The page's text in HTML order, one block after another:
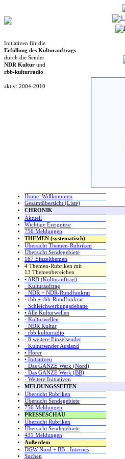
Initiativen für die
Erfüllung des Kulturauftrags
durch die Sender
NDR Kultur und
rbb-kulturradio
aktiv: 2004-2010
Home: Willkommen
Gesamtübersicht (Liste)
CHRONIK
Aktuell
Wichtige Ereignisse
756 Meldungen
THEMEN (systematisch)
Übersicht Themen-Rubriken
Übersicht Sendegebiete
167 Einzelthemen
4 Themen-Rubriken mit
13 Themenbereichen
• ARD (Kulturauftrag)
· Kulturauftrag
· NDR + NDR-Rundfunkrat
· rbb + rbb-Rundfunkrat
· Schleichwerbungsdebatte
• Alle Kulturwellen
· Kulturwellen
· NDR Kultur
· rbb kulturradio
· 8 weitere Einzelsender
· Kultursender Ausland
• Hörer
• Initiativen
· Das GANZE Werk (Nord)
· Das GANZE Werk (BB)
· Weitere Initiativen
MELDUNGSSEITEN
Übersicht Rubriken
Übersicht Sendegebiete
756 Meldungen
PRESSESCHAU
Übersicht Rubriken
Übersicht Sendegebiete
431 Meldungen
Außerdem
DGW Nord + BB - Internes
Suchen